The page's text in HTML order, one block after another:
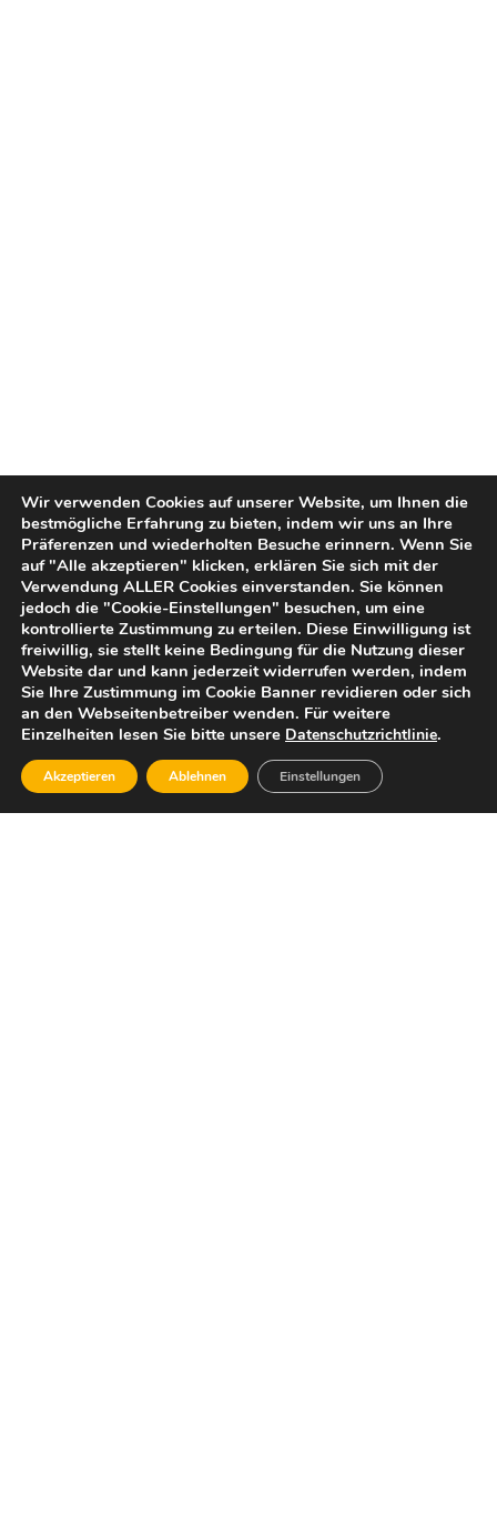
Wir verwenden Cookies auf unserer Website, um Ihnen die
bestmögliche Erfahrung zu bieten, indem wir uns an Ihre
Präferenzen und wiederholten Besuche erinnern. Wenn Sie
auf "Alle akzeptieren" klicken, erklären Sie sich mit der
Verwendung ALLER Cookies einverstanden. Sie können
jedoch die "Cookie-Einstellungen" besuchen, um eine
kontrollierte Zustimmung zu erteilen. Diese Einwilligung ist
freiwillig, sie stellt keine Bedingung für die Nutzung dieser
Website dar und kann jederzeit widerrufen werden, indem
Sie Ihre Zustimmung im Cookie Banner revidieren oder sich
an den Webseitenbetreiber wenden. Für weitere
Einzelheiten lesen Sie bitte unsere Datenschutzrichtlinie.
Akzeptieren Ablehnen Einstellungen